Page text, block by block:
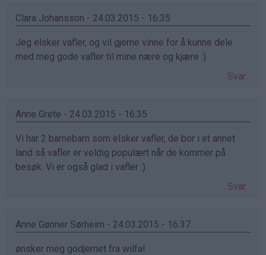
Clara Johansson - 24.03.2015 - 16:35
Jeg elsker vafler, og vil gjerne vinne for å kunne dele
med meg gode vafler til mine nære og kjære :)
Svar
Anne Grete - 24.03.2015 - 16:35
Vi har 2 barnebarn som elsker vafler, de bor i et annet
land så vafler er veldig populært når de kommer på
besøk. Vi er også glad i vafler :)
Svar
Anne Gønner Sørheim - 24.03.2015 - 16:37
ønsker meg godjernet fra wilfa!